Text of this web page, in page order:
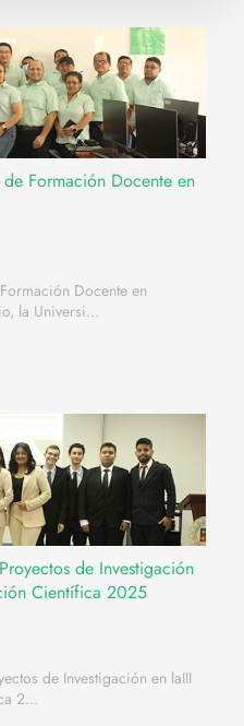
Formación Docente en
Docente en
la Universi...
de Investigación
Científica 2025
de Investigación en laIII
2...